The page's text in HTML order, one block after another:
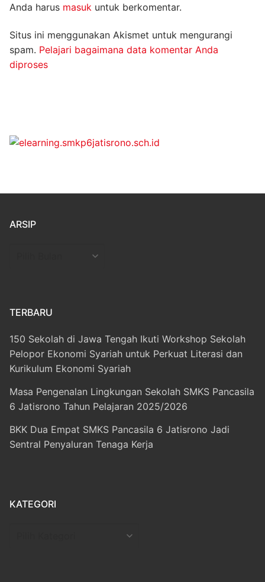
Anda harus masuk untuk berkomentar.
Situs ini menggunakan Akismet untuk mengurangi
spam. Pelajari bagaimana data komentar Anda
diproses
ARSIP
TERBARU
150 Sekolah di Jawa Tengah Ikuti Workshop Sekolah
Pelopor Ekonomi Syariah untuk Perkuat Literasi dan
Kurikulum Ekonomi Syariah
Masa Pengenalan Lingkungan Sekolah SMKS Pancasila
6 Jatisrono Tahun Pelajaran 2025/2026
BKK Dua Empat SMKS Pancasila 6 Jatisrono Jadi
Sentral Penyaluran Tenaga Kerja
KATEGORI